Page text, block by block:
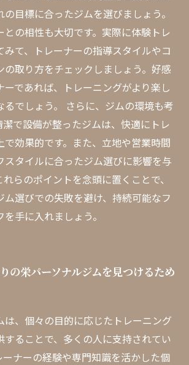
目標に合ったジムを選びましょう。
との相性も大切です。実際に体験トレ
みて、トレーナーの指導スタイルやコ
の取り方をチェックしましょう。好感
ーであれば、トレーニングがより楽し
るでしょう。 さらに、ジムの環境も考
で設備が整ったジムは、快適にトレ
で効果的です。また、立地や営業時間
スタイルに合ったジム選びに影響を与
らのポイントを念頭に置くことで、
ム選びでの失敗を避け、持続可能なフ
手に入れましょう。
の栄パーソナルジムを見つけるため
は、個々の目的に応じたトレーニング
することで、多くの人に支持されてい
ーナーの経験や専門知識を活かした個